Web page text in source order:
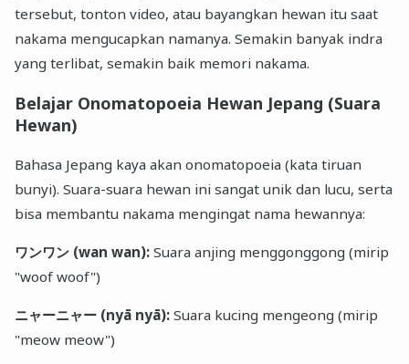
tersebut, tonton video, atau bayangkan hewan itu saat
nakama mengucapkan namanya. Semakin banyak indra
yang terlibat, semakin baik memori nakama.
Belajar Onomatopoeia Hewan Jepang (Suara
Hewan)
Bahasa Jepang kaya akan onomatopoeia (kata tiruan
bunyi). Suara-suara hewan ini sangat unik dan lucu, serta
bisa membantu nakama mengingat nama hewannya:
ワンワン (wan wan): Suara anjing menggonggong (mirip
"woof woof")
ニャーニャー (nyā nyā): Suara kucing mengeong (mirip
"meow meow")